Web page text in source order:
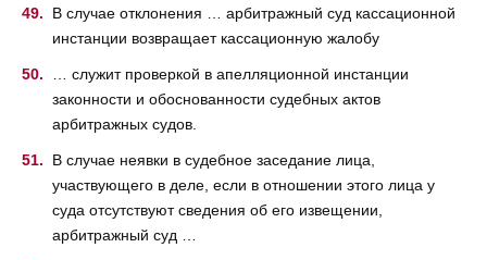
В случае отклонения … арбитражный суд кассационной
инстанции возвращает кассационную жалобу
… служит проверкой в апелляционной инстанции
законности и обоснованности судебных актов
арбитражных судов.
В случае неявки в судебное заседание лица,
участвующего в деле, если в отношении этого лица у
суда отсутствуют сведения об его извещении,
арбитражный суд …